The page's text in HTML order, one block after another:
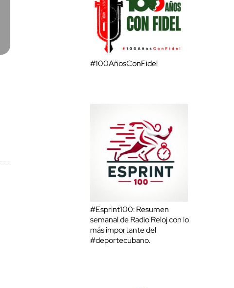
#100AñosConFidel
#Esprint100: Resumen
semanal de Radio Reloj con lo
más importante del
#deportecubano.